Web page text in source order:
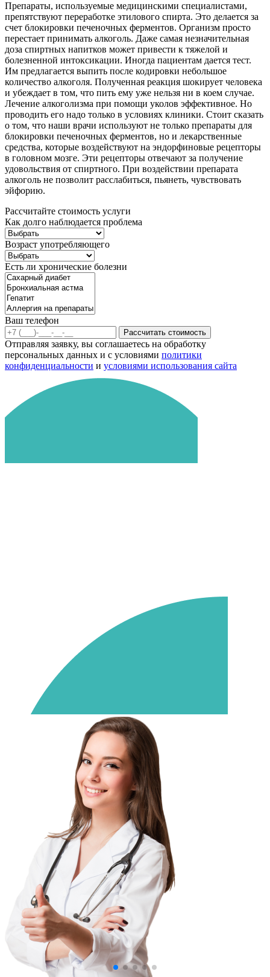
Препараты, используемые медицинскими специалистами,
препятствуют переработке этилового спирта. Это делается за
счет блокировки печеночных ферментов. Организм просто
перестает принимать алкоголь. Даже самая незначительная
доза спиртных напитков может привести к тяжелой и
болезненной интоксикации. Иногда пациентам дается тест.
Им предлагается выпить после кодировки небольшое
количество алкоголя. Полученная реакция шокирует человека
и убеждает в том, что пить ему уже нельзя ни в коем случае.
Лечение алкоголизма при помощи уколов эффективное. Но
проводить его надо только в условиях клиники. Стоит сказать
о том, что наши врачи используют не только препараты для
блокировки печеночных ферментов, но и лекарственные
средства, которые воздействуют на эндорфиновые рецепторы
в головном мозге. Эти рецепторы отвечают за получение
удовольствия от спиртного. При воздействии препарата
алкоголь не позволит расслабиться, пьянеть, чувствовать
эйфорию.
Рассчитайте стоимость услуги
Как долго наблюдается проблема
Возраст употребляющего
Есть ли хронические болезни
Ваш телефон
Рассчитать стоимость
Отправляя заявку, вы соглашаетесь на обработку
персональных данных и с условиями политики
конфиденциальности и условиями использования сайта